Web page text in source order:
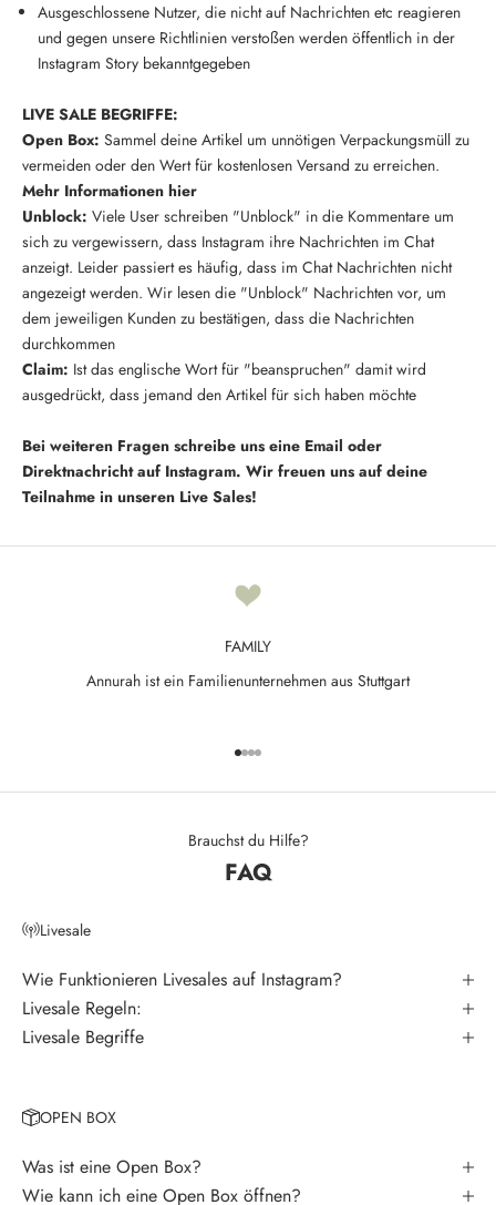
Ausgeschlossene Nutzer, die nicht auf Nachrichten etc reagieren
und gegen unsere Richtlinien verstoßen werden öffentlich in der
Instagram Story bekanntgegeben
LIVE SALE BEGRIFFE:
Open Box: Sammel deine Artikel um unnötigen Verpackungsmüll zu
vermeiden oder den Wert für kostenlosen Versand zu erreichen.
Mehr Informationen hier
Unblock: Viele User schreiben "Unblock" in die Kommentare um
sich zu vergewissern, dass Instagram ihre Nachrichten im Chat
anzeigt. Leider passiert es häufig, dass im Chat Nachrichten nicht
angezeigt werden. Wir lesen die "Unblock" Nachrichten vor, um
dem jeweiligen Kunden zu bestätigen, dass die Nachrichten
durchkommen
Claim: Ist das englische Wort für "beanspruchen" damit wird
ausgedrückt, dass jemand den Artikel für sich haben möchte
Bei weiteren Fragen schreibe uns eine Email oder
Direktnachricht auf Instagram. Wir freuen uns auf deine
Teilnahme in unseren Live Sales!
FAMILY
Annurah ist ein Familienunternehmen aus Stuttgart
Gehe zu Element 1
Gehe zu Element 2
Gehe zu Element 3
Gehe zu Element 4
Brauchst du Hilfe?
FAQ
Livesale
Wie Funktionieren Livesales auf Instagram?
Livesale Regeln:
Livesale Begriffe
OPEN BOX
Was ist eine Open Box?
Wie kann ich eine Open Box öffnen?
d